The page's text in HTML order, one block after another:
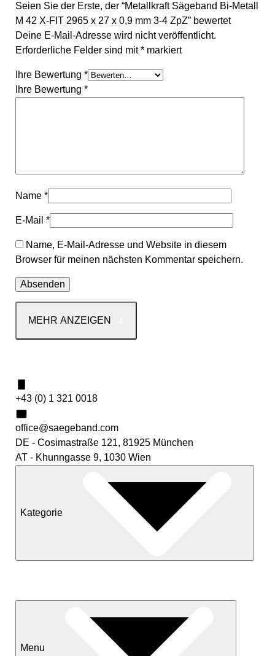
Seien Sie der Erste, der “Metallkraft Sägeband Bi-Metall
M 42 X-FIT 2965 x 27 x 0,9 mm 3-4 ZpZ” bewertet
Deine E-Mail-Adresse wird nicht veröffentlicht.
Erforderliche Felder sind mit* markiert
Ihre Bewertung *
Ihre Bewertung *
Name *
E-Mail *
Name, E-Mail-Adresse und Website in diesem
Browser für meinen nächsten Kommentar speichern.
MEHR ANZEIGEN
+43 (0) 1 321 0018
office@saegeband.com
DE - Cosimastraße 121, 81925 München
AT - Khunngasse 9, 1030 Wien
Kategorie
Menu